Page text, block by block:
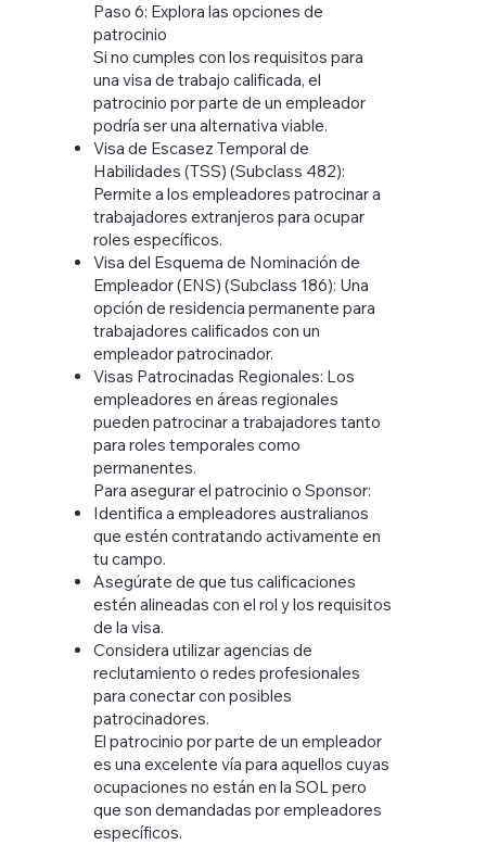
Paso 6: Explora las opciones de
patrocinio
Si no cumples con los requisitos para
una visa de trabajo calificada, el
patrocinio por parte de un empleador
podría ser una alternativa viable.
Visa de Escasez Temporal de
Habilidades (TSS) (Subclass 482):
Permite a los empleadores patrocinar a
trabajadores extranjeros para ocupar
roles específicos.
Visa del Esquema de Nominación de
Empleador (ENS) (Subclass 186): Una
opción de residencia permanente para
trabajadores calificados con un
empleador patrocinador.
Visas Patrocinadas Regionales: Los
empleadores en áreas regionales
pueden patrocinar a trabajadores tanto
para roles temporales como
permanentes.
Para asegurar el patrocinio o Sponsor:
Identifica a empleadores australianos
que estén contratando activamente en
tu campo.
Asegúrate de que tus calificaciones
estén alineadas con el rol y los requisitos
de la visa.
Considera utilizar agencias de
reclutamiento o redes profesionales
para conectar con posibles
patrocinadores.
El patrocinio por parte de un empleador
es una excelente vía para aquellos cuyas
ocupaciones no están en la SOL pero
que son demandadas por empleadores
específicos.